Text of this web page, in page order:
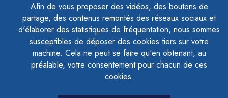
Afin de vous proposer des vidéos, des boutons de
partage, des contenus remontés des réseaux sociaux et
d'élaborer des statistiques de fréquentation, nous sommes
susceptibles de déposer des cookies tiers sur votre
machine. Cela ne peut se faire qu'en obtenant, au
préalable, votre consentement pour chacun de ces
cookies.
ACCESSIBILITÉ - PARTIELLEMENT CONFORME
PLAN DU SITE
MENTIONS LÉGALES
CONTACTER LE DÉLÉGUÉ À LA PROTECTION DES DONNÉES
GESTION DES COOKIES